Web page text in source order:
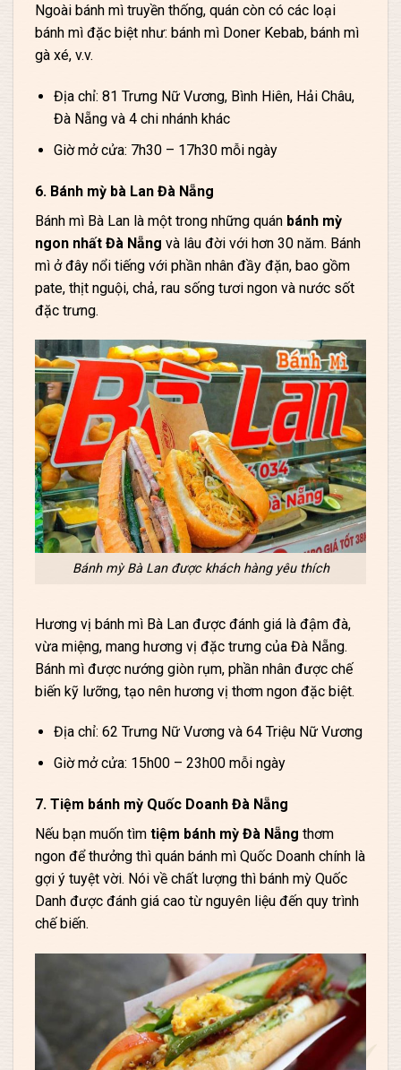
Ngoài bánh mì truyền thống, quán còn có các loại
bánh mì đặc biệt như: bánh mì Doner Kebab, bánh mì
gà xé, v.v.
Địa chỉ: 81 Trưng Nữ Vương, Bình Hiên, Hải Châu,
Đà Nẵng và 4 chi nhánh khác
Giờ mở cửa: 7h30 – 17h30 mỗi ngày
6. Bánh mỳ bà Lan Đà Nẵng
Bánh mì Bà Lan là một trong những quán bánh mỳ
ngon nhất Đà Nẵng và lâu đời với hơn 30 năm. Bánh
mì ở đây nổi tiếng với phần nhân đầy đặn, bao gồm
pate, thịt nguội, chả, rau sống tươi ngon và nước sốt
đặc trưng.
Bánh mỳ Bà Lan được khách hàng yêu thích
Hương vị bánh mì Bà Lan được đánh giá là đậm đà,
vừa miệng, mang hương vị đặc trưng của Đà Nẵng.
Bánh mì được nướng giòn rụm, phần nhân được chế
biến kỹ lưỡng, tạo nên hương vị thơm ngon đặc biệt.
Địa chỉ: 62 Trưng Nữ Vương và 64 Triệu Nữ Vương
Giờ mở cửa: 15h00 – 23h00 mỗi ngày
7. Tiệm bánh mỳ Quốc Doanh Đà Nẵng
Nếu bạn muốn tìm tiệm bánh mỳ Đà Nẵng thơm
ngon để thưởng thì quán bánh mì Quốc Doanh chính là
gợi ý tuyệt vời. Nói về chất lượng thì bánh mỳ Quốc
Danh được đánh giá cao từ nguyên liệu đến quy trình
chế biến.